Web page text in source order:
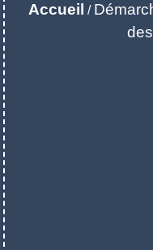
Accueil /